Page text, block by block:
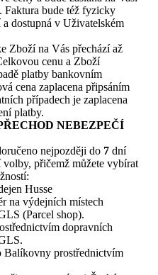
Faktura bude též fyzicky
dostupná v Uživatelském
Zboží na Vás přechází až
cenu a Zboží
platby bankovním
cena zaplacena připsáním
případech je zaplacena
platby.
NEBEZPEČÍ
nejpozději do 7 dní
volby, přičemž můžete vybírat
Husse
na výdejních místech
(Parcel shop).
dopravních
Balíkovny prostřednictvím